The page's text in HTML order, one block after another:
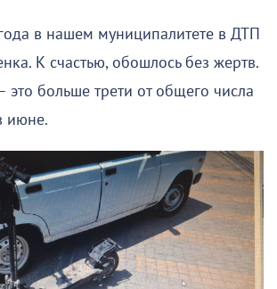
в нашем муниципалитете в ДТП
К счастью, обошлось без жертв.
это больше трети от общего числа
июне.